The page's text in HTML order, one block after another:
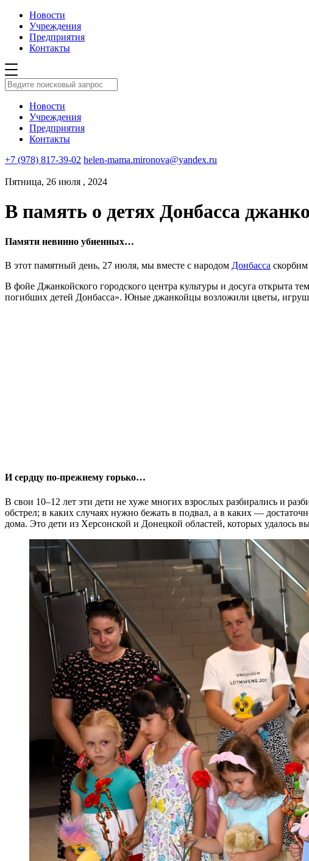
Новости
Учреждения
Предприятия
Контакты
Новости
Учреждения
Предприятия
Контакты
+7 (978) 817-39-02 helen-mama.mironova@yandex.ru
Пятница, 26 июля , 2024
В память о детях Донбасса
Памяти невинно убиенных…
В этот памятный день, 27 июля, мы вместе с народом Донбасса
В фойе Джанкойского городского центра культуры и досуга открыта
погибших детей Донбасса». Юные джанкойцы возложили цветы,
И сердцу по-прежнему горько…
В свои 10–12 лет эти дети не хуже многих взрослых разбирались и
обстрел; в каких случаях нужно бежать в подвал, а в каких —
дома. Это дети из Херсонской и Донецкой областей, которых